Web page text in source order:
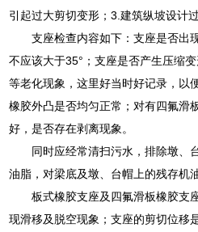
引起过大剪切变形；3.建筑纵坡设计
支座检查内容如下：支座是否出
不应该大于35°；支座是否产生压缩
等老化现象，这里好当时好记录，以
橡胶外凸是否均匀正常；对有四氟滑
好，是否存在剥离现象。
同时应经常清扫污水，排除墩、
油脂，对梁底及墩、台帽上的残存机
板式橡胶支座及四氟滑板橡胶支
现滑移及脱空现象；支座的剪切位移